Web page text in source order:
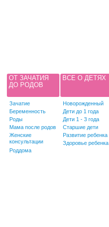
ОТ ЗАЧАТИЯ
ДО РОДОВ
Зачатие
Беременность
Роды
Мама после родов
Женские
консультации
Роддома
ВСЕ О ДЕТЯХ
Новорожденный
Дети до 1 года
Дети 1 - 3 года
Старшие дети
Развитие ребенка
Здоровье ребенка